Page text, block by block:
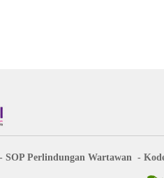
SOP Perlindungan Wartawan